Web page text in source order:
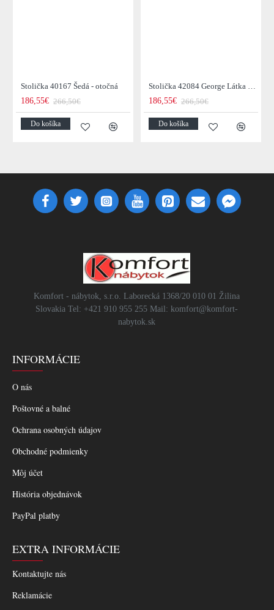
Stolička 40167 Šedá - otočná
186,55€ 266,50€
Do košíka
Stolička 42084 George Látka Zelená
186,55€ 266,50€
Do košíka
Komfort - nábytok, s.r.o. Laborecká 1368/20 010 01 Žilina
Slovakia Tel: +421 910 955 255 Mail: komfort@komfort-
nabytok.sk
INFORMÁCIE
O nás
Poštovné a balné
Ochrana osobných údajov
Obchodné podmienky
Môj účet
História objednávok
PayPal platby
EXTRA INFORMÁCIE
Kontaktujte nás
Reklamácie